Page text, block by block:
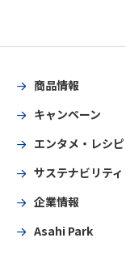
商品情報
キャンペーン
エンタメ・レシピ
サステナビリティ
企業情報
Asahi Park